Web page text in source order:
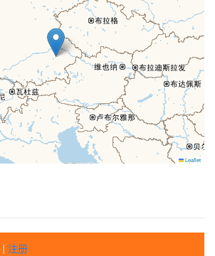
Leaflet
注册